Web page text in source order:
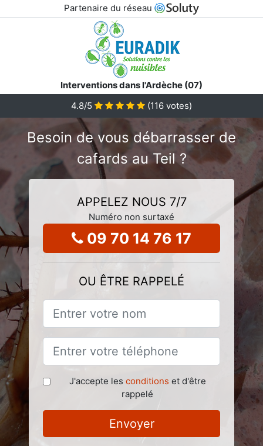
Partenaire du réseau
Interventions dans l'Ardèche (07)
4.8/5 (116 votes)
Besoin de vous débarrasser de
cafards au Teil ?
APPELEZ NOUS 7/7
Numéro non surtaxé
09 70 14 76 17
OU ÊTRE RAPPELÉ
J'accepte les conditions et d'être
rappelé
Envoyer